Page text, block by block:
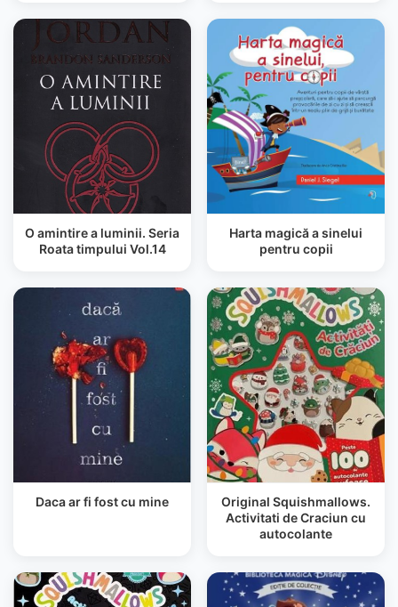
O amintire a luminii. Seria
Roata timpului Vol.14
Harta magică a sinelui
pentru copii
Daca ar fi fost cu mine
Original Squishmallows.
Activitati de Craciun cu
autocolante